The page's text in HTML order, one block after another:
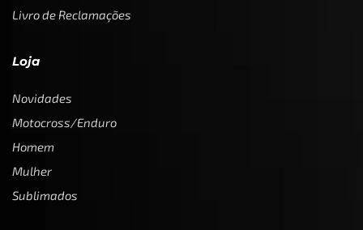
Livro de Reclamações
Loja
Novidades
Motocross/Enduro
Homem
Mulher
Sublimados